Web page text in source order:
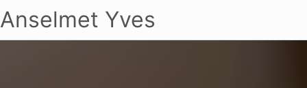
Anselmet Yves